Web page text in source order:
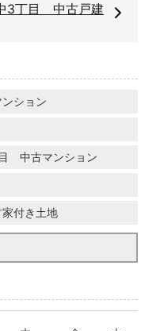
3丁目 中古戸建
ション
中古マンション
付き土地